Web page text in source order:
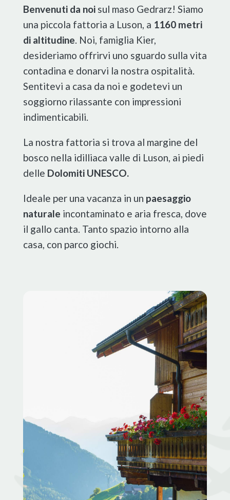
Benvenuti da noisul maso Gedrarz! Siamo
una piccola fattoria a Luson, a 1160 metri
di altitudine. Noi, famiglia Kier,
desideriamo offrirvi uno sguardo sulla vita
contadina e donarvi la nostra ospitalità.
Sentitevi a casa da noi e godetevi un
soggiorno rilassante con impressioni
indimenticabili.
La nostra fattoria si trova al margine del
bosco nella idilliaca valle di Luson, ai piedi
delle Dolomiti UNESCO.
Ideale per una vacanza in un paesaggio
naturale incontaminato e aria fresca, dove
il gallo canta. Tanto spazio intorno alla
casa, con parco giochi.